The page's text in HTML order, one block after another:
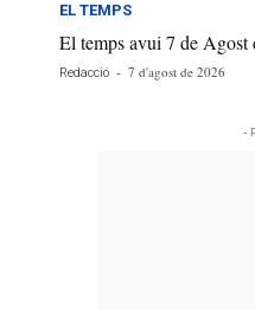
EL TEMPS
El temps avui 7 de Agost
Redacció - 7 d'agost de 2026
-